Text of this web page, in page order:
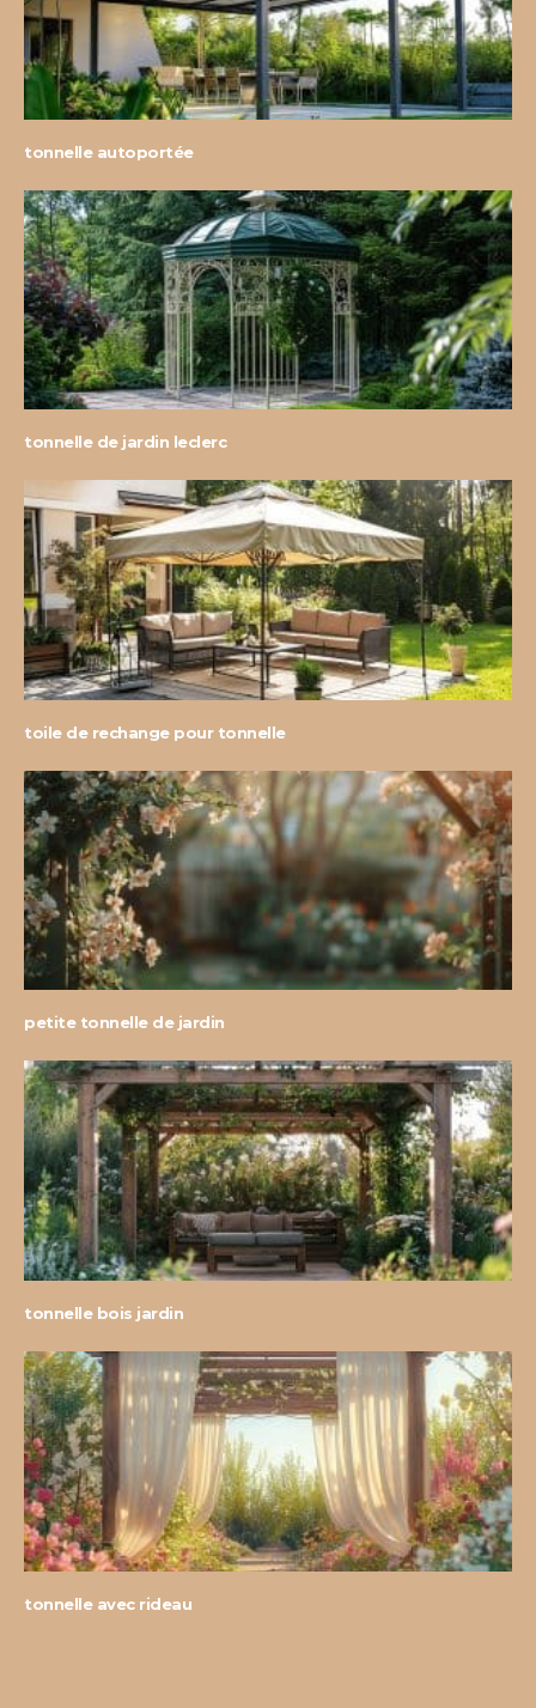
tonnelle autoportée
tonnelle de jardin leclerc
toile de rechange pour tonnelle
petite tonnelle de jardin
tonnelle bois jardin
tonnelle avec rideau